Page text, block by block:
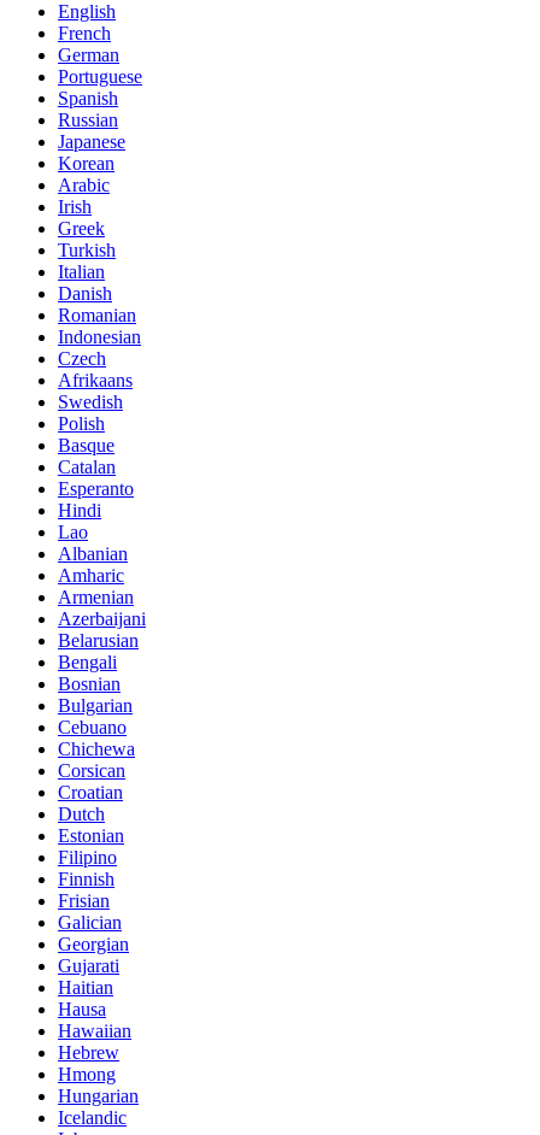
English
French
German
Portuguese
Spanish
Russian
Japanese
Korean
Arabic
Irish
Greek
Turkish
Italian
Danish
Romanian
Indonesian
Czech
Afrikaans
Swedish
Polish
Basque
Catalan
Esperanto
Hindi
Lao
Albanian
Amharic
Armenian
Azerbaijani
Belarusian
Bengali
Bosnian
Bulgarian
Cebuano
Chichewa
Corsican
Croatian
Dutch
Estonian
Filipino
Finnish
Frisian
Galician
Georgian
Gujarati
Haitian
Hausa
Hawaiian
Hebrew
Hmong
Hungarian
Icelandic